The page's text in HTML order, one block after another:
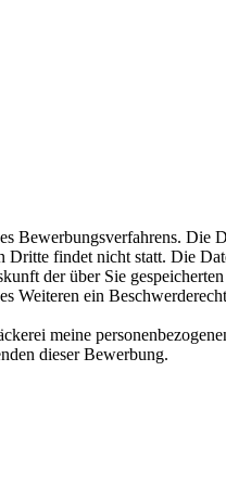
Bewerbungsverfahrens.
findet nicht statt. Die
der über Sie
Weiteren ein
meine
dieser Bewerbung.